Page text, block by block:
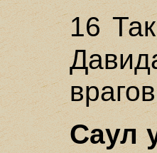
16
Саул